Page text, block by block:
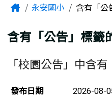
Home永安國小 含有「公
含有「公告」標籤
「校園公告」中含
新聞列表
發布日期 2026-08-